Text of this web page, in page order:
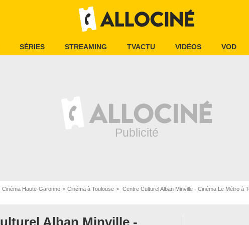
SÉRIES STREAMING TVACTU VIDÉOS VOD
Cinéma Haute-Garonne Cinéma à Toulouse Centre Culturel Alban Minville - Cinéma Le Métro à
Alban Minville -